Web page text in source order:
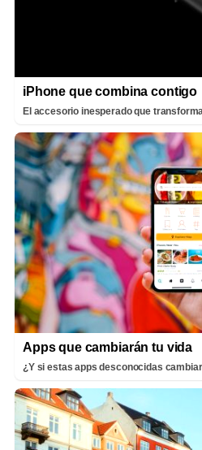
iPhone que combina contigo
El accesorio inesperado que
Apps que cambiarán tu vida
¿Y si estas apps desconocidas